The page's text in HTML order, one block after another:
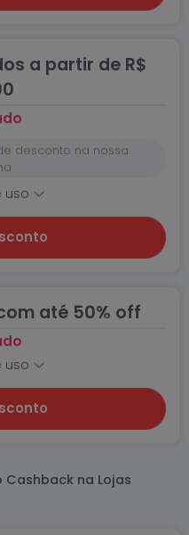
a partir de R$
desconto na nossa
uso
até 50% off
uso
Cashback na Lojas